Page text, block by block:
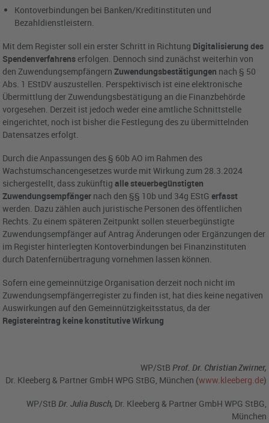
Kontoverbindungen bei Banken/Kreditinstituten und
Bezahldienstleistern.
Mit dem Register soll ein erster Schritt in Richtung Digitalisierung des
Spendenverfahrens erfolgen. Dennoch sind zunächst weiterhin von
den ZuwendungsempfängernZuwendungsbestätigungen nach § 50
Abs. 1 EStDV auszustellen. Perspektivisch ist eine elektronische
Übermittlung der Zuwendungsbestätigung an die Finanzbehörde
vorgesehen. Derzeit ist jedoch weder eine amtliche Schnittstelle
eingerichtet, noch ist bisher die Festlegung des zu übermittelnden
Datensatzes erfolgt.
Durch die Anpassungen des § 60b AO im Rahmen des
Wachstumschancengesetzes wurde mit Wirkung zum 28.3.2024
sichergestellt, dass zukünftigalle steuerbegünstigten
Zuwendungsempfänger nach den §§ 10b und 34g EStGerfasst
werden. Dazu zählen auch juristische Personen des öffentlichen
Rechts. Zu einem späteren Zeitpunkt sollen steuerbegünstigte
Zuwendungsempfänger auf Antrag Änderungen oder Ergänzungen der
im Register hinterlegten Kontoverbindungen bei Finanzinstituten
durch Datenfernübertragung vornehmen lassen können.
Sofern eine gemeinnützige Organisation derzeit noch nicht im
Zuwendungsempfängerregister zu finden ist, hat dies keine negativen
Auswirkungen auf den Gemeinnützigkeitsstatus, da der
Registereintrag keine konstitutive Wirkung
WP/StB Prof. Dr. Christian Zwirner,
Dr. Kleeberg & Partner GmbH WPG StBG, München (www.kleeberg.de)
WP/StB Dr. Julia Busch, Dr. Kleeberg & Partner GmbH WPG StBG,
München